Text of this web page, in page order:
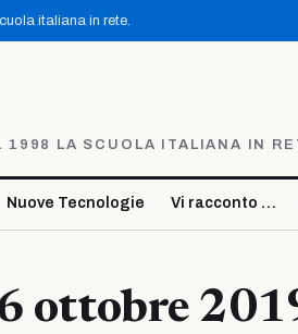
italiana in rete.
1998 LA SCUOLA ITALIANA IN
Nuove Tecnologie Vi racconto …
ottobre